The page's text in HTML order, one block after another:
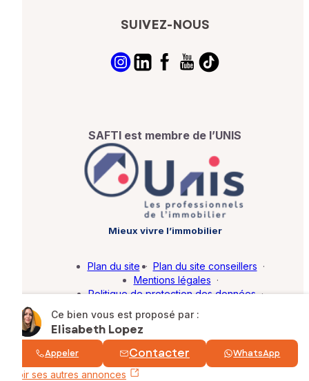
Ce bien vous est proposé par :
Elisabeth Lopez
Appeler Contacter WhatsApp
Voir ses autres annonces
SUIVEZ-NOUS
SAFTI est membre de l’UNIS
Mieux vivre l’immobilier
© SAFTI 2026. Tous droits réservés.
Plan du site · Plan du site conseillers ·
Mentions légales ·
Politique de protection des données ·